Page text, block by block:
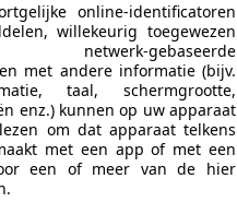
online-identificatoren
willekeurig toegewezen
netwerk-gebaseerde
met andere informatie (bijv.
taal, schermgrootte,
enz.) kunnen op uw apparaat
om dat apparaat telkens
met een app of met een
een of meer van de hier